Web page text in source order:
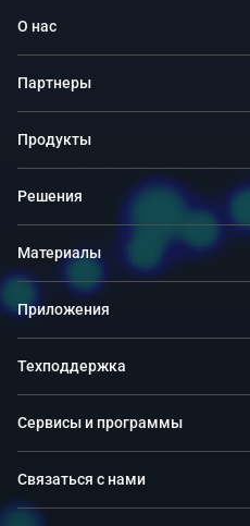
О нас
Партнеры
Продукты
Решения
Материалы
Приложения
Техподдержка
Сервисы и программы
Связаться с нами